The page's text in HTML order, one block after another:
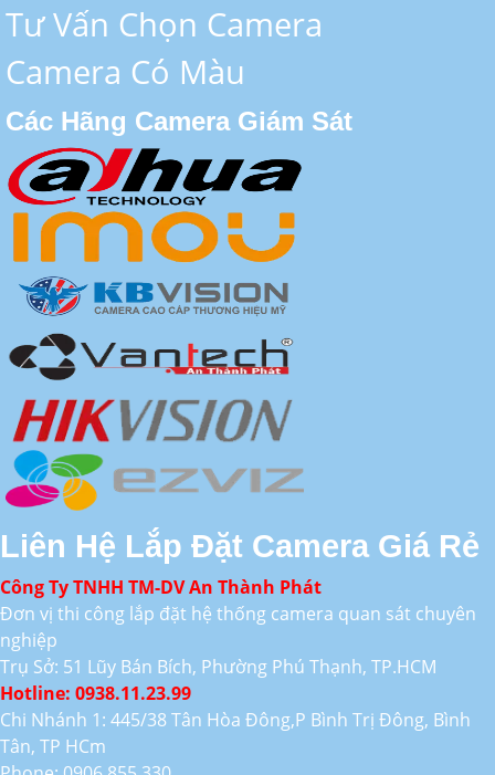
Tư Vấn Chọn Camera
Camera Có Màu
Các Hãng Camera Giám Sát
Liên Hệ Lắp Đặt Camera Giá Rẻ
Công Ty TNHH TM-DV An Thành Phát
Đơn vị thi công lắp đặt hệ thống camera quan sát chuyên
nghiệp
Trụ Sở: 51 Lũy Bán Bích, Phường Phú Thạnh, TP.HCM
Hotline: 0938.11.23.99
Chi Nhánh 1: 445/38 Tân Hòa Đông,P Bình Trị Đông, Bình
Tân, TP HCm